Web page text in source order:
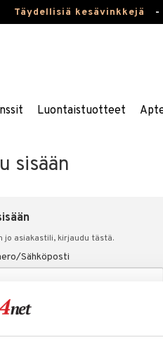
Täydellisiä kesävinkkejä
Luontaistuotteet
sisään
jo asiakastili, kirjaudu tästä.
Sähköposti